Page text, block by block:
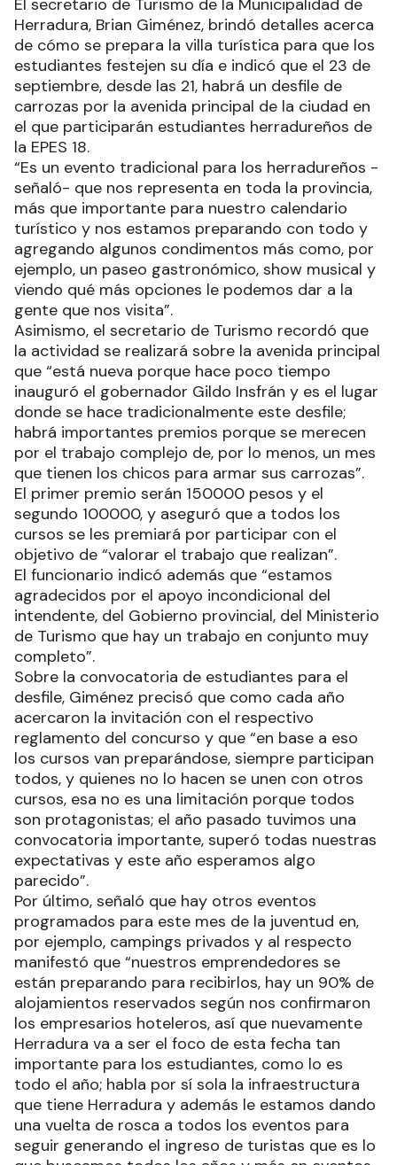
de cómo se prepara la villa turística para que los
estudiantes festejen su día e indicó que el 23 de
septiembre, desde las 21, habrá un desfile de
carrozas por la avenida principal de la ciudad en
el que participarán estudiantes herradureños de
la EPES 18.
“Es un evento tradicional para los herradureños -
señaló- que nos representa en toda la provincia,
más que importante para nuestro calendario
turístico y nos estamos preparando con todo y
agregando algunos condimentos más como, por
ejemplo, un paseo gastronómico, show musical y
viendo qué más opciones le podemos dar a la
gente que nos visita”.
Asimismo, el secretario de Turismo recordó que
la actividad se realizará sobre la avenida principal
que “está nueva porque hace poco tiempo
inauguró el gobernador Gildo Insfrán y es el lugar
donde se hace tradicionalmente este desfile;
habrá importantes premios porque se merecen
por el trabajo complejo de, por lo menos, un mes
que tienen los chicos para armar sus carrozas”.
El primer premio serán 150000 pesos y el
segundo 100000, y aseguró que a todos los
cursos se les premiará por participar con el
objetivo de “valorar el trabajo que realizan”.
El funcionario indicó además que “estamos
agradecidos por el apoyo incondicional del
intendente, del Gobierno provincial, del Ministerio
de Turismo que hay un trabajo en conjunto muy
completo”.
Sobre la convocatoria de estudiantes para el
desfile, Giménez precisó que como cada año
acercaron la invitación con el respectivo
reglamento del concurso y que “en base a eso
los cursos van preparándose, siempre participan
todos, y quienes no lo hacen se unen con otros
cursos, esa no es una limitación porque todos
son protagonistas; el año pasado tuvimos una
convocatoria importante, superó todas nuestras
expectativas y este año esperamos algo
parecido”.
Por último, señaló que hay otros eventos
programados para este mes de la juventud en,
por ejemplo, campings privados y al respecto
manifestó que “nuestros emprendedores se
están preparando para recibirlos, hay un 90% de
alojamientos reservados según nos confirmaron
los empresarios hoteleros, así que nuevamente
Herradura va a ser el foco de esta fecha tan
importante para los estudiantes, como lo es
todo el año; habla por sí sola la infraestructura
que tiene Herradura y además le estamos dando
una vuelta de rosca a todos los eventos para
seguir generando el ingreso de turistas que es lo
que buscamos todos los años y más en eventos
representativos”.